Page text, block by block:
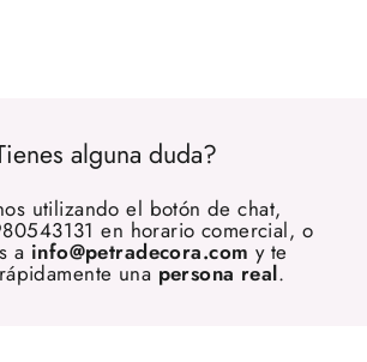
alguna duda?
utilizando el botón de chat,
en horario comercial, o
a info@petradecora.com y te
una persona real.